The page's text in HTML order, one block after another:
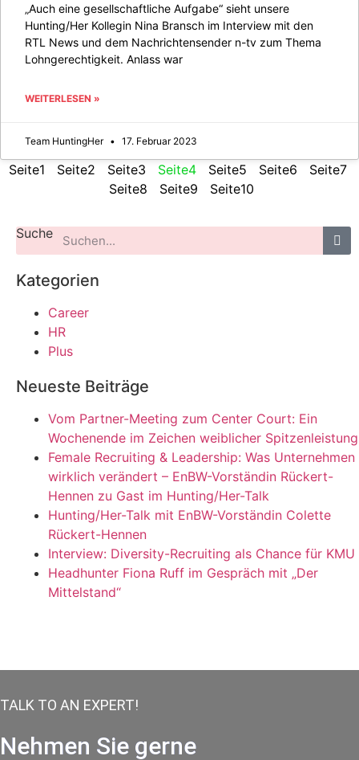
„Auch eine gesellschaftliche Aufgabe“ sieht unsere
Hunting/Her Kollegin Nina Bransch im Interview mit den
RTL News und dem Nachrichtensender n-tv zum Thema
Lohngerechtigkeit. Anlass war
WEITERLESEN »
Team HuntingHer 17. Februar 2023
Seite1 Seite2 Seite3 Seite4 Seite5 Seite6 Seite7
Seite8 Seite9 Seite10
Suche
Kategorien
Career
HR
Plus
Neueste Beiträge
Vom Partner-Meeting zum Center Court: Ein
Wochenende im Zeichen weiblicher Spitzenleistung
Female Recruiting & Leadership: Was Unternehmen
wirklich verändert – EnBW-Vorständin Rückert-
Hennen zu Gast im Hunting/Her-Talk
Hunting/Her-Talk mit EnBW-Vorständin Colette
Rückert-Hennen
Interview: Diversity-Recruiting als Chance für KMU
Headhunter Fiona Ruff im Gespräch mit „Der
Mittelstand“
TALK TO AN EXPERT!
Nehmen Sie gerne